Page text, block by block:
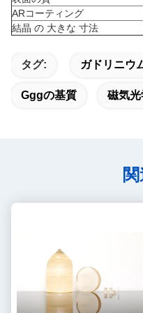
ARコーティング
結晶 の 大きな 寸法
タグ: ガドリニウ
Gggの基質 磁気